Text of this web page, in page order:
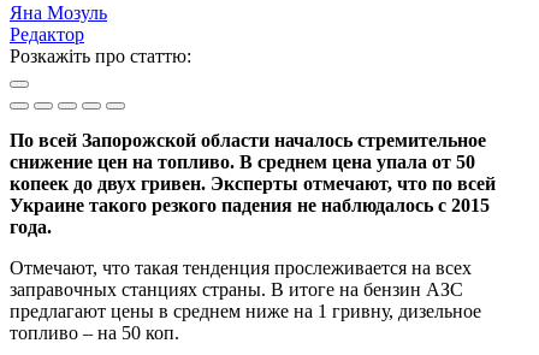
Яна Мозуль
Редактор
Розкажіть про статтю:
По всей Запорожской области началось стремительное
снижение цен на топливо. В среднем цена упала от 50
копеек до двух гривен. Эксперты отмечают, что по всей
Украине такого резкого падения не наблюдалось с 2015
года.
Отмечают, что такая тенденция прослеживается на всех
заправочных станциях страны. В итоге на бензин АЗС
предлагают цены в среднем ниже на 1 гривну, дизельное
топливо – на 50 коп.